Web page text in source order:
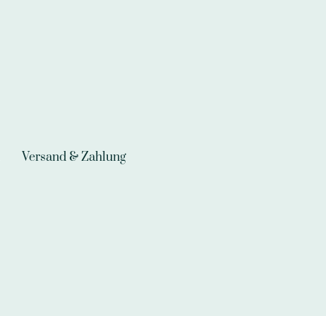
Versand & Zahlung